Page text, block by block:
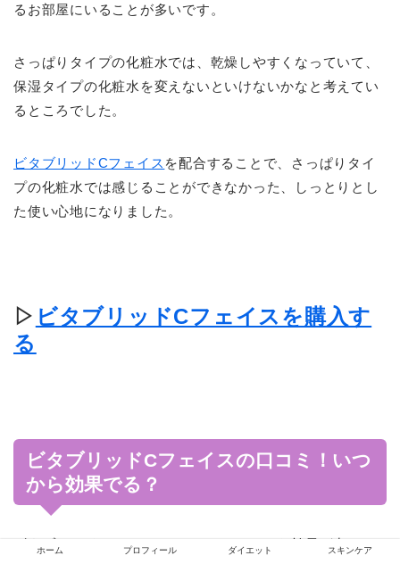
るお部屋にいることが多いです。
さっぱりタイプの化粧水では、乾燥しやすくなっていて、
保湿タイプの化粧水を変えないといけないかなと考えてい
るところでした。
ビタブリッドCフェイス を配合することで、さっぱりタイ
プの化粧水では感じることができなかった、しっとりとし
た使い心地になりました。
▷ ビタブリッドCフェイスを購入す
る
ビタブリッドCフェイスの口コミ！いつ
から効果でる？
ビタブリッドCフェイスの口コミやいつから効果が出るの
ホーム プロフィール ダイエット スキンケア